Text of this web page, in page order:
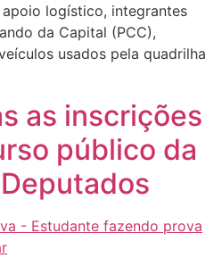
logístico, integrantes
da Capital (PCC),
usados pela quadrilha
as inscrições
público da